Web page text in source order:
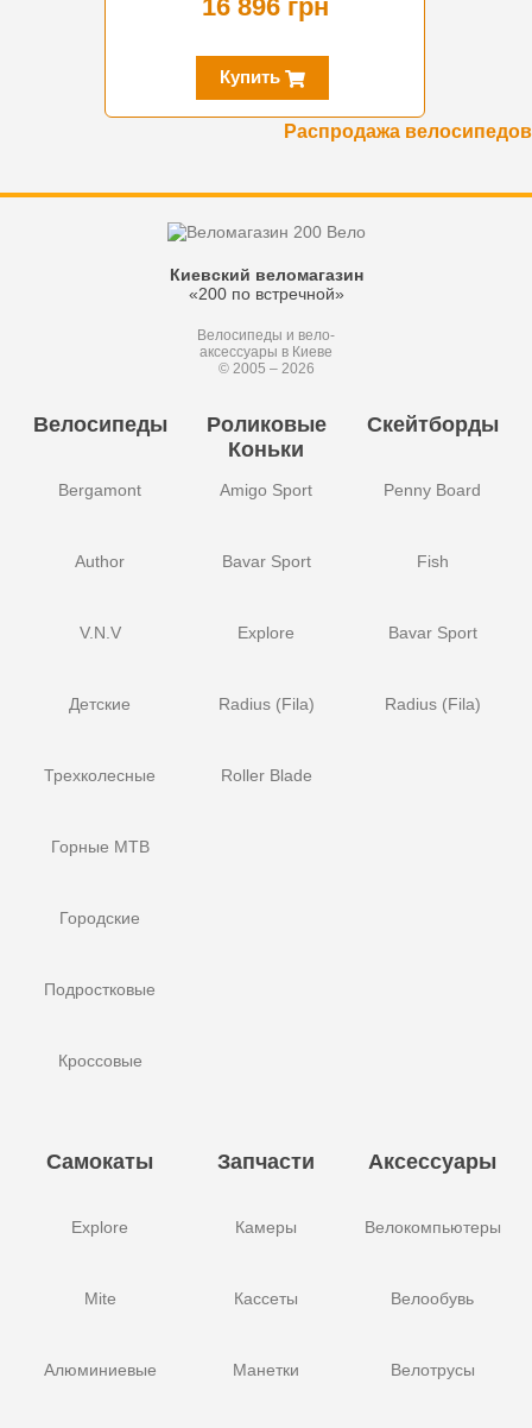
16 896 грн
Купить
Распродажа велосипедов
Киевский веломагазин
«200 по встречной»
Велосипеды и вело-
аксессуары в Киеве
© 2005 – 2026
Велосипеды
Bergamont
Author
V.N.V
Детские
Трехколесные
Горные MTB
Городские
Подростковые
Кроссовые
Роликовые
Коньки
Amigo Sport
Bavar Sport
Explore
Radius (Fila)
Roller Blade
Скейтборды
Penny Board
Fish
Bavar Sport
Radius (Fila)
Самокаты
Explore
Mite
Алюминиевые
Запчасти
Камеры
Кассеты
Манетки
Аксессуары
Велокомпьютеры
Велообувь
Велотрусы